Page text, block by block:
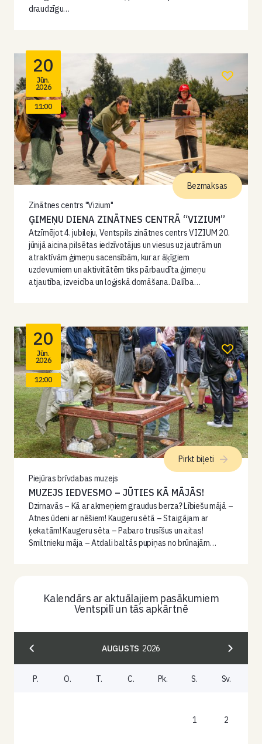
draudzīgu…
20
Jūn.
2026
11:00
Zinātnes centrs "Vizium"
ĢIMEŅU DIENA ZINĀTNES CENTRĀ “VIZIUM”
Atzīmējot 4. jubileju, Ventspils zinātnes centrs VIZIUM 20.
jūnijā aicina pilsētas iedzīvotājus un viesus uz jautrām un
atraktīvām ģimeņu sacensībām, kur ar āķīgiem
uzdevumiem un aktivitātēm tiks pārbaudīta ģimeņu
atjautība, izveicība un loģiskā domāšana. Dalība…
Bezmaksas
20
Jūn.
2026
12:00
Piejūras brīvdabas muzejs
MUZEJS IEDVESMO – JŪTIES KĀ MĀJĀS!
Dzirnavās – Kā ar akmeņiem graudus berza? Lībiešu mājā –
Atnes ūdeni ar nēšiem! Kaugeru sētā – Staigājam ar
ķekatām! Kaugeru sēta – Pabaro trusīšus un aitas!
Smiltnieku māja – Atdali baltās pupiņas no brūnajām…
Pirkt biļeti
Kalendārs ar aktuālajiem pasākumiem
Ventspilī un tās apkārtnē
AUGUSTS 2026
P. O. T. C. Pk. S. Sv.
1 2